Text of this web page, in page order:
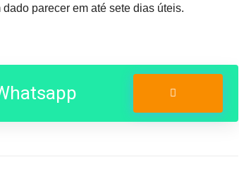
parecer em até sete dias úteis.